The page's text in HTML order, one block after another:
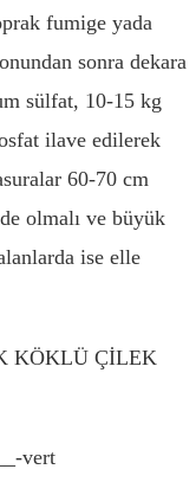
fumige yada
sonra dekara
sülfat, 10-15 kg
ilave edilerek
60-70 cm
olmalı ve büyük
ise elle
KÖKLÜ ÇİLEK